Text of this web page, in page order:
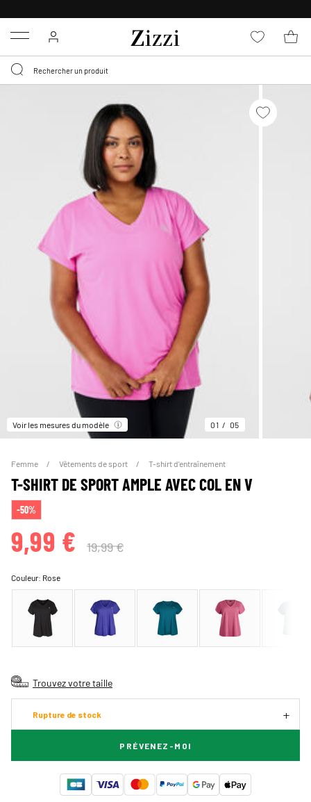
Menu
Voir les mesures du modèle 01 05
Femme Vêtements de sport T-shirt d'entraînement
T-SHIRT DE SPORT AMPLE AVEC COL EN V
-50%
9,99 € 19,99 €
Couleur: Rose
Trouvez votre taille
Rupture de stock
PRÉVENEZ-MOI